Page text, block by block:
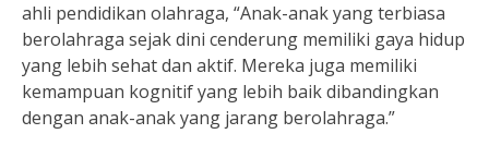
ahli pendidikan olahraga, “Anak-anak yang terbiasa
berolahraga sejak dini cenderung memiliki gaya hidup
yang lebih sehat dan aktif. Mereka juga memiliki
kemampuan kognitif yang lebih baik dibandingkan
dengan anak-anak yang jarang berolahraga.”